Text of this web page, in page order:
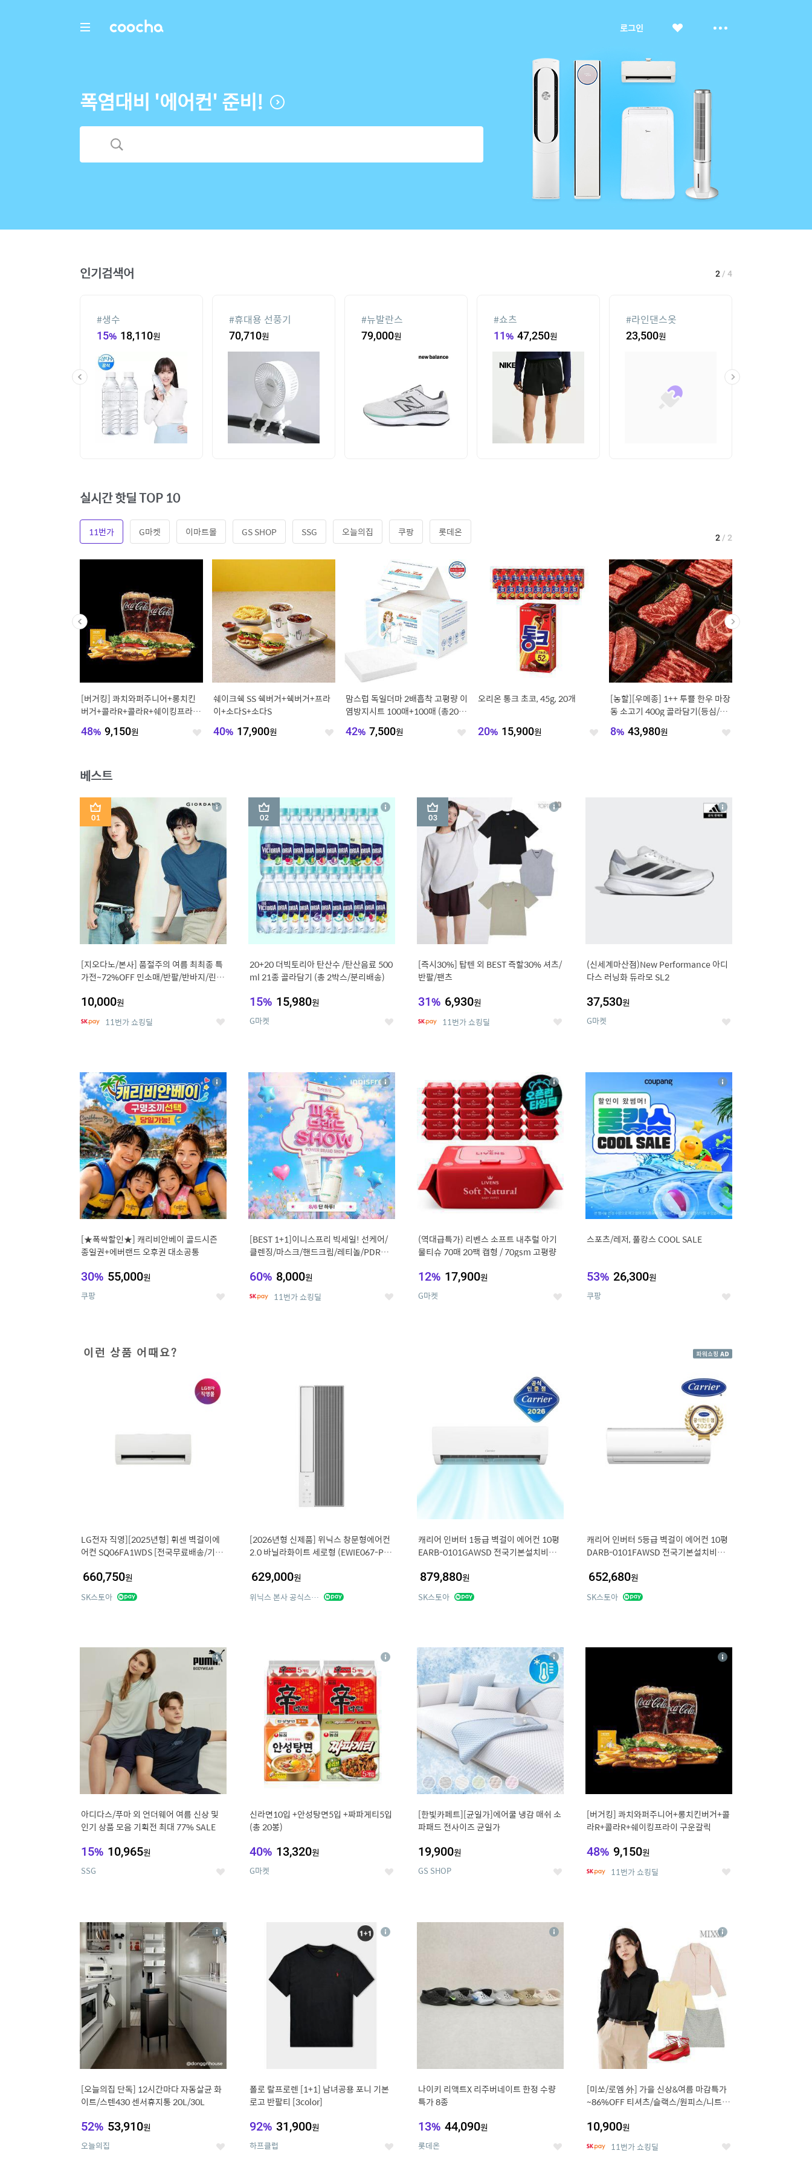
COOCHA 로그인 보
폭염대비 '에어컨' 준비!
인기검색어
#생수
15% 18,110원
#휴대용 선풍기
70,710원
#뉴발란스
79,000원
#쇼츠
11% 47,250원
#라인댄스옷
23,500원
2 / 4
실시간 핫딜 TOP 10
11번가 G마켓 이마트몰 GS SHOP SSG 오늘의집 쿠팡 롯데온
좋
[버거킹] 콰치와퍼주니어+롱치킨
버거+콜라R+콜라R+쉐이킹프라이
48% 9,150원 좋
쉐이크쉑 SS 쉑버거+쉑버거+프라
이+소다S+소다S
40% 17,900원 좋
맘스럽 독일더마 2배흡착 고평량 이
염방지시트 100매+100매 (총200
42% 7,500원 좋
오리온 통크 초코, 45g, 20개
20% 15,900원 좋
[농할][우메종] 1++ 투쁠 한우 마장
동 소고기 400g 골라담기(등심/꽃
8% 43,980원 좋
2 / 2
베스트
1
[지오다노/본사] 품절주의 여름 최최종 특
가전~72%OFF 민소매/반팔/반바지/린넨
10,000원
11번가 쇼킹딜 좋
상
2
20+20 더빅토리아 탄산수 /탄산음료 500
ml 21종 골라담기 (총 2박스/분리배송)
15% 15,980원
G마켓 좋
상
3
[즉시30%] 탑텐 외 BEST 즉할30% 셔츠/
반팔/팬츠
31% 6,930원
11번가 쇼킹딜 좋
상
(신세계마산점)New Performance 아디
다스 러닝화 듀라모 SL2
37,530원
G마켓 좋
상
세
5
[★폭싹할인★] 캐리비안베이 골드시즌
종일권+에버랜드 오후권 대소공통
30% 55,000원
쿠팡 좋
상
세
6
[BEST 1+1]이니스프리 빅세일! 선케어/
클렌징/마스크/핸드크림/레티놀/PDRN/
60% 8,000원
11번가 쇼킹딜 좋
상
세
(역대급특가) 리벤스 소프트 내추럴 아기
물티슈 70매 20팩 캡형 / 70gsm 고평량
12% 17,900원
G마켓 좋
상
세
8
스포츠/레저, 풀캉스 COOL SALE
53% 26,300원
쿠팡 좋
상
세
이런 상품 어때요?
LG전자 직영][2025년형] 휘센 벽걸이에
어컨 SQ06FA1WDS [전국무료배송/기본
660,750원
SK스토아
[2026년형 신제품] 위닉스 창문형에어컨
2.0 바닐라화이트 세로형 (EWIE067-PW
629,000원
위닉스 본사 공식스토어
캐리어 인버터 1등급 벽걸이 에어컨 10평
EARB-0101GAWSD 전국기본설치비포
879,880원
SK스토아
캐리어 인버터 5등급 벽걸이 에어컨 10평
DARB-0101FAWSD 전국기본설치비포
652,680원
SK스토아
9
아디다스/푸마 외 언더웨어 여름 신상 및
인기 상품 모음 기획전 최대 77% SALE
15% 10,965원
SSG 좋
상
세
신라면10입 +안성탕면5입 +짜파게티5입
(총 20봉)
40% 13,320원
G마켓 좋
상
11
[한빛카페트][균일가]에어쿨 냉감 매쉬 소
파패드 전사이즈 균일가
19,900원
GS SHOP 좋
상
세
12
[버거킹] 콰치와퍼주니어+롱치킨버거+콜
라R+콜라R+쉐이킹프라이 구운갈릭
48% 9,150원
11번가 쇼킹딜 좋
상
13
[오늘의집 단독] 12시간마다 자동살균 화
이트/스텐430 센서휴지통 20L/30L
52% 53,910원
오늘의집 좋
상
세
폴로 랄프로렌 [1+1] 남녀공용 포니 기본
로고 반팔티 [3color]
92% 31,900원
하프클럽 좋
상
15
나이키 리액트X 리주버네이트 한정 수량
특가 8종
13% 44,090원
롯데온 좋
상
[미쏘/로엠 外] 가을 신상&여름 마감특가
~86%OFF 티셔츠/슬랙스/원피스/니트/
10,900원
11번가 쇼킹딜 좋
상